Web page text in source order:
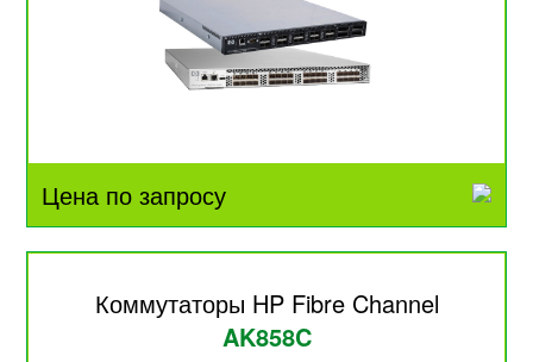
Цена по запросу
Коммутаторы HP Fibre Channel
AK858C